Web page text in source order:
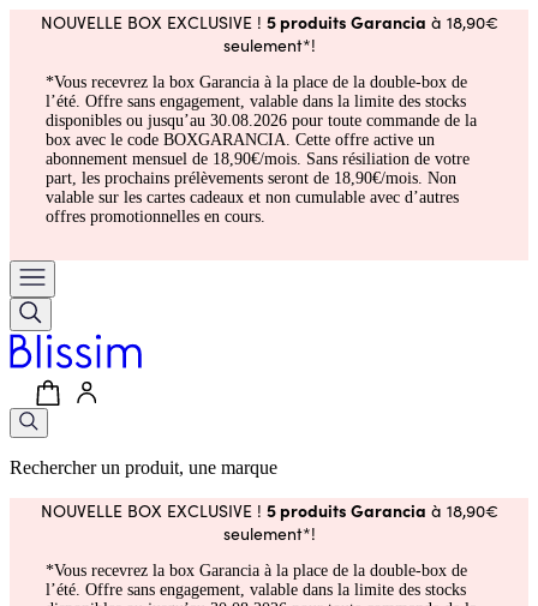
NOUVELLE BOX EXCLUSIVE ! 5 produits Garancia à 18,90€
seulement*!
*Vous recevrez la box Garancia à la place de la double-box de
l’été. Offre sans engagement, valable dans la limite des stocks
disponibles ou jusqu’au 30.08.2026 pour toute commande de la
box avec le code BOXGARANCIA. Cette offre active un
abonnement mensuel de 18,90€/mois. Sans résiliation de votre
part, les prochains prélèvements seront de 18,90€/mois. Non
valable sur les cartes cadeaux et non cumulable avec d’autres
offres promotionnelles en cours.
Rechercher un produit, une marque
NOUVELLE BOX EXCLUSIVE ! 5 produits Garancia à 18,90€
seulement*!
*Vous recevrez la box Garancia à la place de la double-box de
l’été. Offre sans engagement, valable dans la limite des stocks